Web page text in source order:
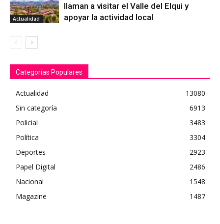
Actualidad
llaman a visitar el Valle del Elqui y
apoyar la actividad local
Categorías Populares
Actualidad
13080
Sin categoría
6913
Policial
3483
Política
3304
Deportes
2923
Papel Digital
2486
Nacional
1548
Magazine
1487